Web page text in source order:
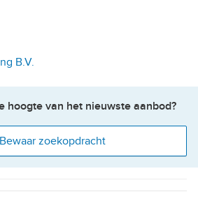
B.V.
hoogte van het nieuwste aanbod?
Bewaar zoekopdracht